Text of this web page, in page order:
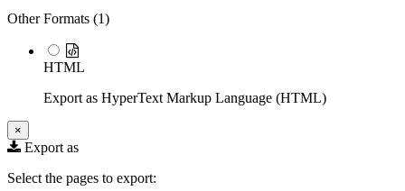
Other Formats (1)
HTML
Export as HyperText Markup Language (HTML)
×
Export as
Select the pages to export: